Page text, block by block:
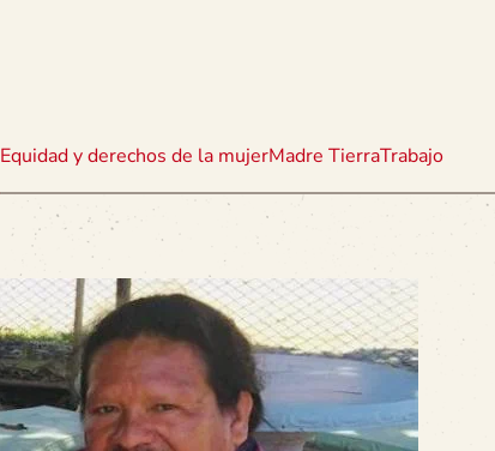
Equidad y derechos de la mujerMadre TierraTrabajo